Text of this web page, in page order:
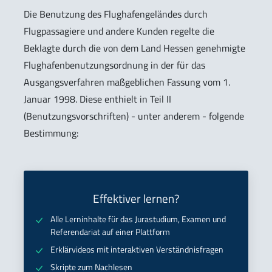
Die Benutzung des Flughafengeländes durch
Flugpassagiere und andere Kunden regelte die
Beklagte durch die von dem Land Hessen genehmigte
Flughafenbenutzungsordnung in der für das
Ausgangsverfahren maßgeblichen Fassung vom 1.
Januar 1998. Diese enthielt in Teil II
(Benutzungsvorschriften) - unter anderem - folgende
Bestimmung:
Effektiver lernen?
Alle Lerninhalte für das Jurastudium, Examen und
Referendariat auf einer Plattform
Erklärvideos mit interaktiven Verständnisfragen
Skripte zum Nachlesen